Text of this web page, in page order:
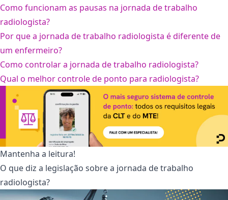
Como funcionam as pausas na jornada de trabalho
radiologista?
Por que a jornada de trabalho radiologista é diferente de
um enfermeiro?
Como controlar a jornada de trabalho radiologista?
Qual o melhor controle de ponto para radiologista?
Mantenha a leitura!
O que diz a legislação sobre a jornada de trabalho
radiologista?